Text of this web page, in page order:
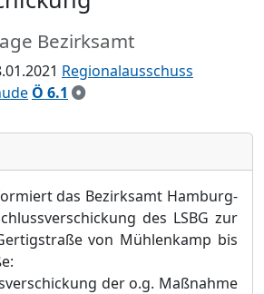
Bezirksamt
Regionalausschuss
Ö 6.1
das Bezirksamt Hamburg-
des LSBG zur
von Mühlenkamp bis
der o.g. Maßnahme